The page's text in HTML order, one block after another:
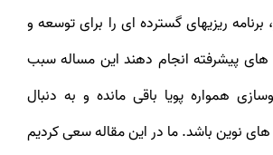
برنامه‏ ریزی‏های گسترده ای را برای توسعه و
های پیشرفته انجام دهند این مساله سبب
همواره پویا باقی مانده و به دنبال
های نوین باشد. ما در این مقاله سعی کردیم